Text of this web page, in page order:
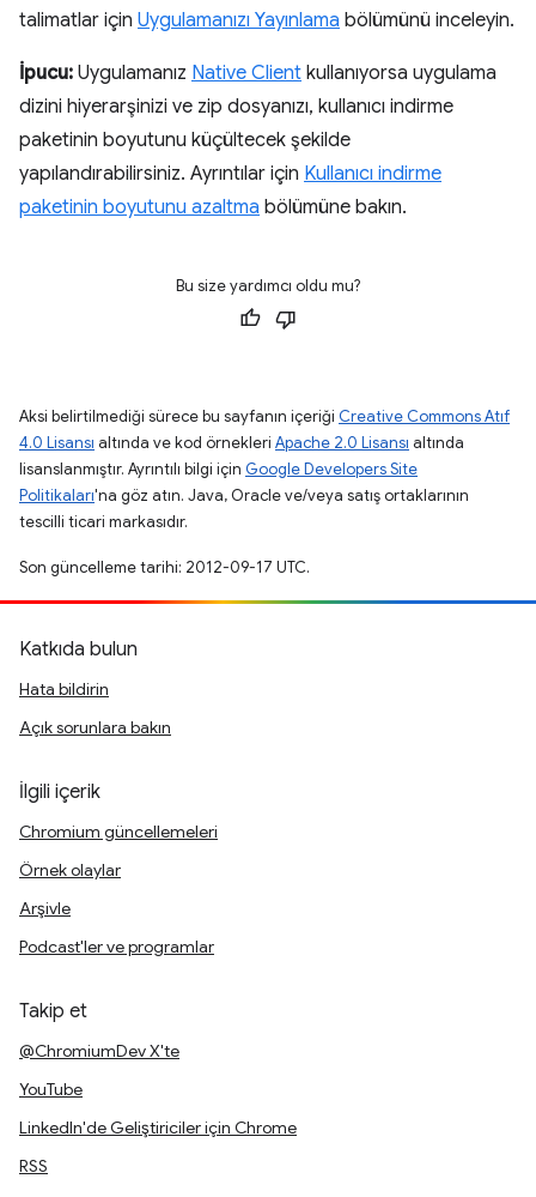
talimatlar için Uygulamanızı Yayınlama bölümünü inceleyin.
İpucu: Uygulamanız Native Client kullanıyorsa uygulama
dizini hiyerarşinizi ve zip dosyanızı, kullanıcı indirme
paketinin boyutunu küçültecek şekilde
yapılandırabilirsiniz. Ayrıntılar için Kullanıcı indirme
paketinin boyutunu azaltma bölümüne bakın.
Bu size yardımcı oldu mu?
Aksi belirtilmediği sürece bu sayfanın içeriği Creative Commons Atıf
4.0 Lisansı altında ve kod örnekleri Apache 2.0 Lisansı altında
lisanslanmıştır. Ayrıntılı bilgi için Google Developers Site
Politikaları'na göz atın. Java, Oracle ve/veya satış ortaklarının
tescilli ticari markasıdır.
Son güncelleme tarihi: 2012-09-17 UTC.
Katkıda bulun
Hata bildirin
Açık sorunlara bakın
İlgili içerik
Chromium güncellemeleri
Örnek olaylar
Arşivle
Podcast'ler ve programlar
Takip et
@ChromiumDev X'te
YouTube
LinkedIn'de Geliştiriciler için Chrome
RSS